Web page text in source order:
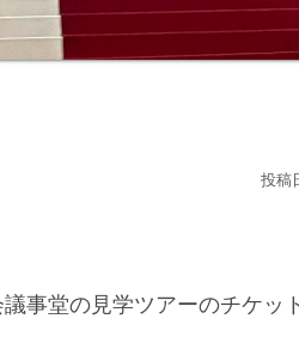
事堂の見学ツアーのチケッ